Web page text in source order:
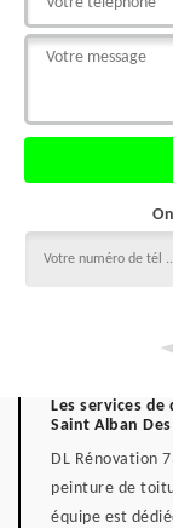
Les services
Saint Alban
DL Rénovation
peinture de
équipe est